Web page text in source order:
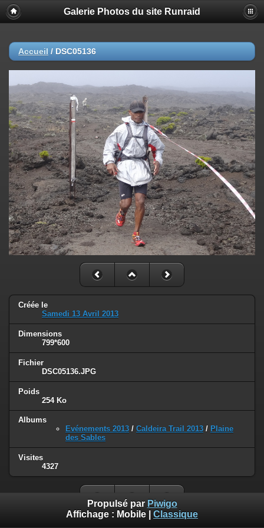
Galerie Photos du site Runraid
Accueil / DSC05136
Créée le
Samedi 13 Avril 2013
Dimensions
799*600
Fichier
DSC05136.JPG
Poids
254 Ko
Albums
Evénements 2013 / Caldeira Trail 2013 / Plaine
des Sables
Visites
4327
Propulsé par Piwigo
Affichage : Mobile Classique